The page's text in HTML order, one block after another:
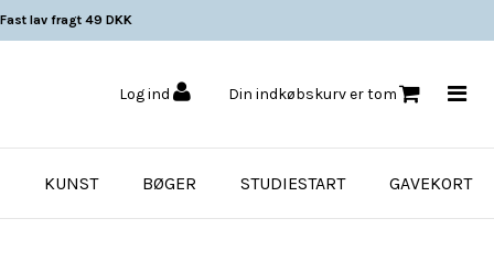
Fast lav fragt 49 DKK
Log ind Din indkøbskurv er tom
KUNST BØGER STUDIESTART GAVEKORT